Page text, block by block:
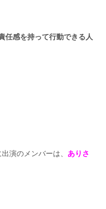
任感を持って行動できる人
出演のメンバーは、 ありさ